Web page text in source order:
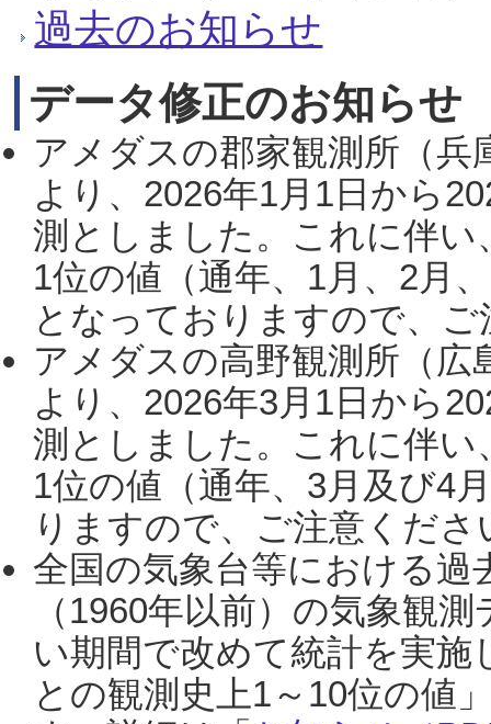
過去のお知らせ
データ修正のお知らせ
アメダスの郡家観測所（
より、2026年1月1日から
測としました。これに伴い
1位の値（通年、1月、2月
となっておりますので、
アメダスの高野観測所（
より、2026年3月1日から
測としました。これに伴い
1位の値（通年、3月及び4
りますので、ご注意くだ
全国の気象台等における過
（1960年以前）の気象観
い期間で改めて統計を実
との観測史上1～10位の値